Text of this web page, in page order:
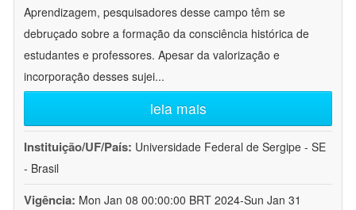
Aprendizagem, pesquisadores desse campo têm se
debruçado sobre a formação da consciência histórica de
estudantes e professores. Apesar da valorização e
incorporação desses sujei...
leia mais
Instituição/UF/País: Universidade Federal de Sergipe - SE
- Brasil
Vigência: Mon Jan 08 00:00:00 BRT 2024-Sun Jan 31